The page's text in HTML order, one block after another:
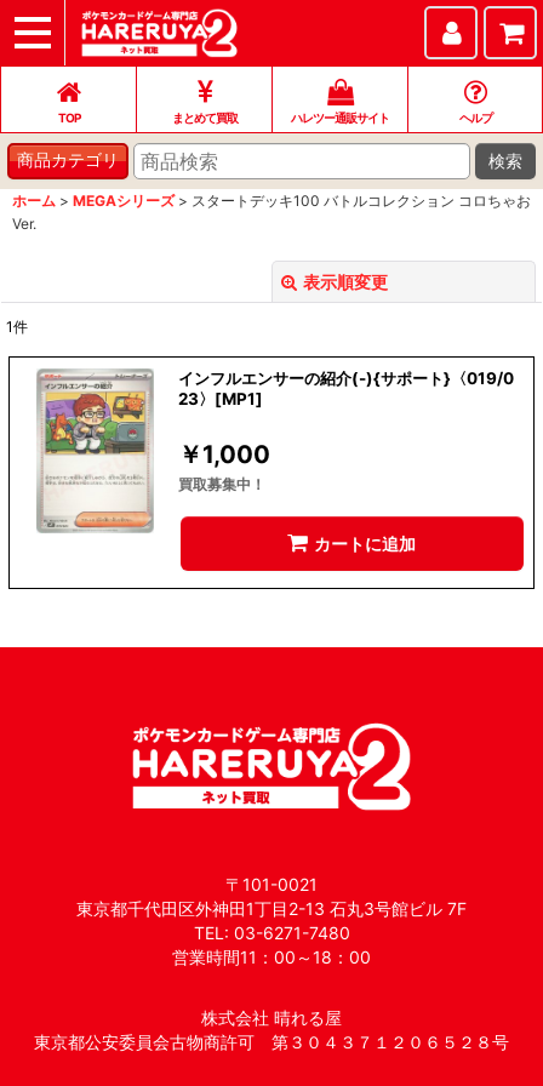
TOP
まとめて買取
ハレツー通販サイト
ヘルプ
お問い合わせ
TOP まとめて買取 ハレツー通販サイト ヘルプ
商品カテゴリ 検索
ホーム > MEGAシリーズ > スタートデッキ100 バトルコレクション コロちゃお
Ver.
表示順変更
並び順:
絞り込む
1件
インフルエンサーの紹介(-){サポート}〈019/0
23〉[MP1]
￥1,000
買取募集中！
カートに追加
〒101-0021
東京都千代田区外神田1丁目2-13 石丸3号館ビル 7F
TEL: 03-6271-7480
営業時間11：00～18：00
株式会社 晴れる屋
東京都公安委員会古物商許可 第３０４３７１２０６５２８号